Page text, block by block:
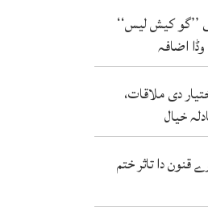
کیش لیس‘‘
اضافہ
دی ملاقات،
خیال
قنون دا تاثر ختم